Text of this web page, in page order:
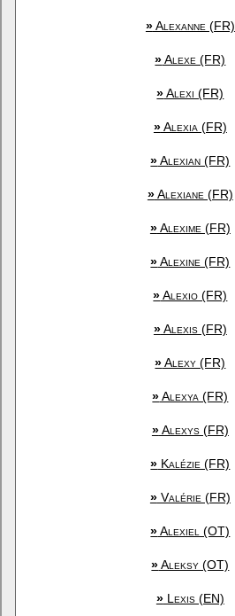
»Alexanne (FR)
»Alexe (FR)
»Alexi (FR)
»Alexia (FR)
»Alexian (FR)
»Alexiane (FR)
»Alexime (FR)
»Alexine (FR)
»Alexio (FR)
»Alexis (FR)
»Alexy (FR)
»Alexya (FR)
»Alexys (FR)
» Kalézie (FR)
»Valérie (FR)
»Alexiel (OT)
»Aleksy (OT)
»Lexis (EN)